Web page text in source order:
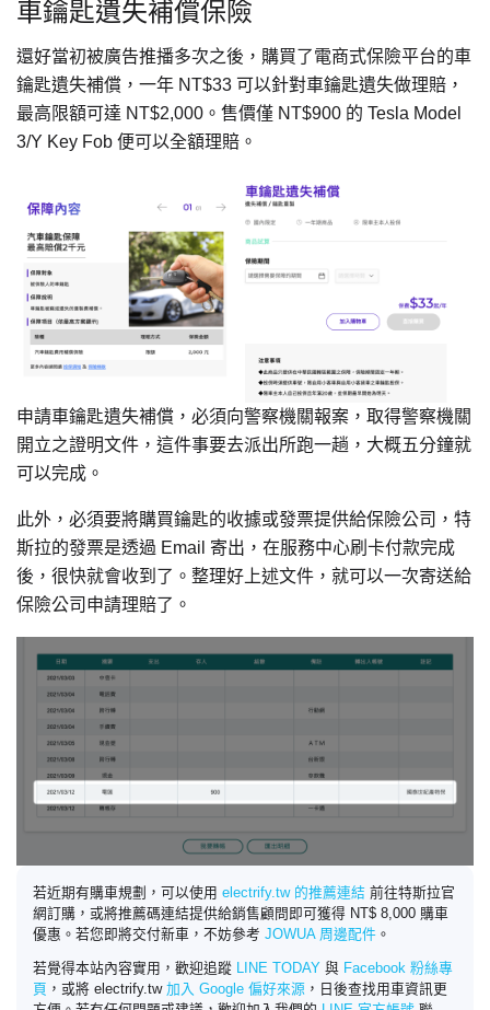
車鑰匙遺失補償保險
還好當初被廣告推播多次之後，購買了電商式保險平台的車
鑰匙遺失補償，一年 NT$33 可以針對車鑰匙遺失做理賠，
最高限額可達 NT$2,000。售價僅 NT$900 的 Tesla Model
3/Y Key Fob 便可以全額理賠。
申請車鑰匙遺失補償，必須向警察機關報案，取得警察機關
開立之證明文件，這件事要去派出所跑一趟，大概五分鐘就
可以完成。
此外，必須要將購買鑰匙的收據或發票提供給保險公司，特
斯拉的發票是透過 Email 寄出，在服務中心刷卡付款完成
後，很快就會收到了。整理好上述文件，就可以一次寄送給
保險公司申請理賠了。
若近期有購車規劃，可以使用 electrify.tw 的推薦連結 前往特斯拉官
網訂購，或將推薦碼連結提供給銷售顧問即可獲得 NT$ 8,000 購車
優惠。若您即將交付新車，不妨參考 JOWUA 周邊配件 。
若覺得本站內容實用，歡迎追蹤 LINE TODAY 與 Facebook 粉絲專
頁 ，或將 electrify.tw 加入 Google 偏好來源 ，日後查找用車資訊更